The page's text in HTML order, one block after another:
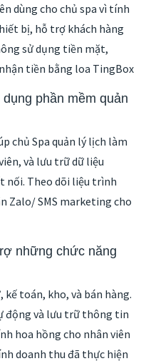
dùng cho chủ spa vì tính
bị, hỗ trợ khách hàng
sử dụng tiền mặt,
tiền bằng loa TingBox
phần mềm quản
chủ Spa quản lý lịch làm
và lưu trữ dữ liệu
nối. Theo dõi liệu trình
Zalo/ SMS marketing cho
những chức năng
kế toán, kho, và bán hàng.
động và lưu trữ thông tin
hoa hồng cho nhân viên
doanh thu đã thực hiện